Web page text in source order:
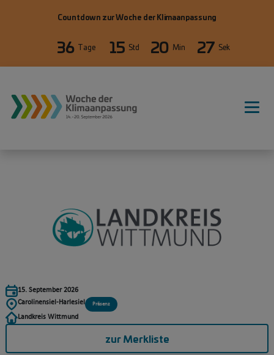
Countdown zur Woche der Klimaanpassung
36 Tage 15 Std 20 Min 27 Sek
15. September 2026
Carolinensiel-Harlesiel
Präsenz
Landkreis Wittmund
zur Merkliste